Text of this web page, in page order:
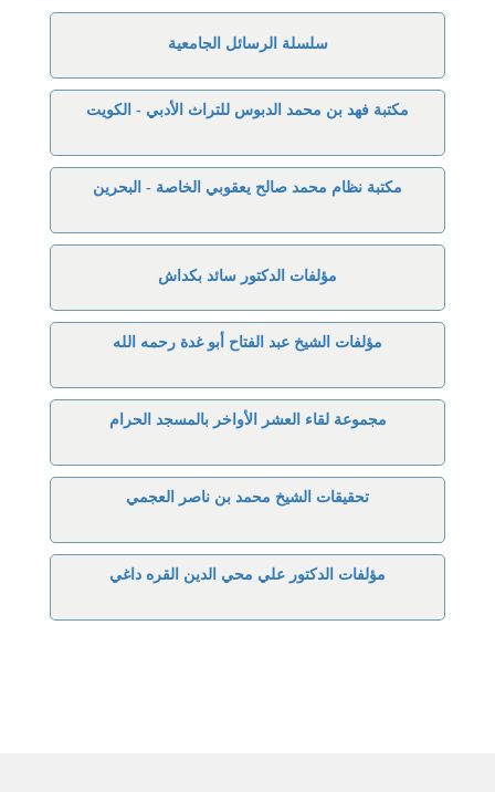
سلسلة الرسائل الجامعية
مكتبة فهد بن محمد الدبوس للتراث الأدبي - الكويت
مكتبة نظام محمد صالح يعقوبي الخاصة - البحرين
مؤلفات الدكتور سائد بكداش
مؤلفات الشيخ عبد الفتاح أبو غدة رحمه الله
مجموعة لقاء العشر الأواخر بالمسجد الحرام
تحقيقات الشيخ محمد بن ناصر العجمي
مؤلفات الدكتور علي محي الدين القره داغي